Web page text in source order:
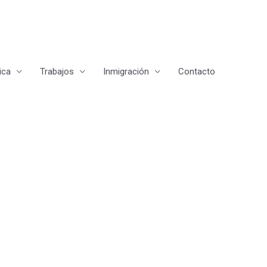
Trabajos Inmigración Contacto